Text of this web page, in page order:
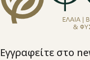
Εγγραφείτε στο